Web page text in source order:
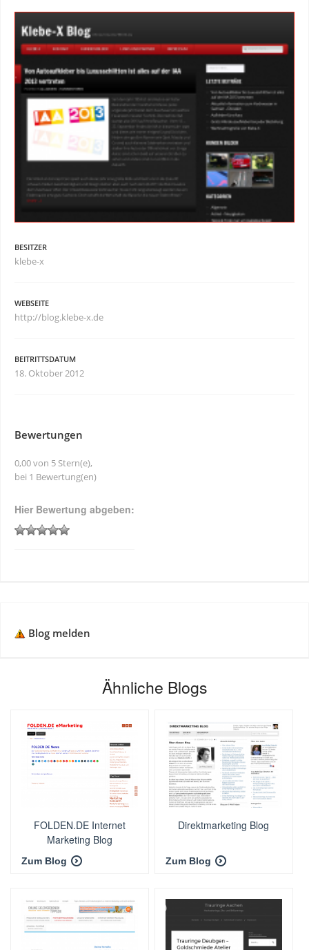
BESITZER
klebe-x
WEBSEITE
http://blog.klebe-x.de
BEITRITTSDATUM
18. Oktober 2012
Bewertungen
0,00 von 5 Stern(e),
bei 1 Bewertung(en)
Hier Bewertung abgeben:
Blog melden
Ähnliche Blogs
FOLDEN.DE Internet
Marketing Blog
Zum Blog
Direktmarketing Blog
Zum Blog